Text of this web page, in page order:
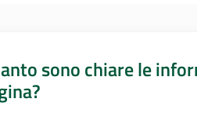
sono chiare le